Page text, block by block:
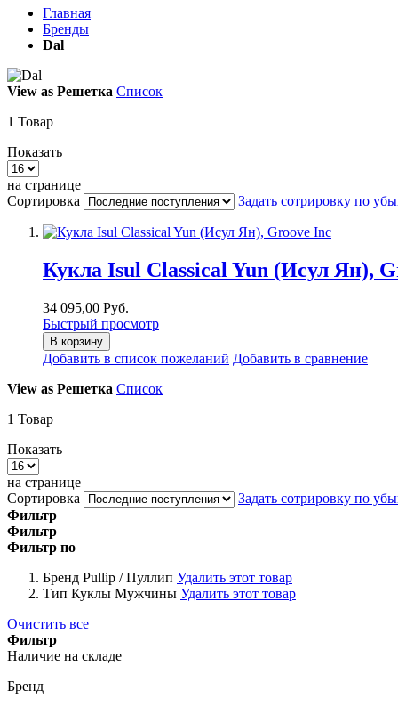
Главная
Бренды
Dal
View as Решетка Список
1 Товар
Показать
на странице
Сортировка
Задать сотрировку по
Кукла Isul Classical Yun (Исул Ян),
34 095,00 Руб.
Быстрый просмотр
В корзину
Добавить в список пожеланий Добавить в сравнение
View as Решетка Список
1 Товар
Показать
на странице
Сортировка
Задать сотрировку по
Фильтр
Фильтр
Фильтр по
Бренд Pullip / Пуллип Удалить этот товар
Тип Куклы Мужчины Удалить этот товар
Очистить все
Фильтр
Наличие на складе
Бренд